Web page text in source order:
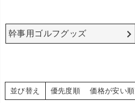
幹事用ゴルフグッズ
並び替え 優先度順 価格が安い順